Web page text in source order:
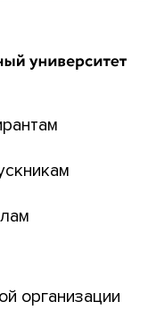
ТГУ
организации